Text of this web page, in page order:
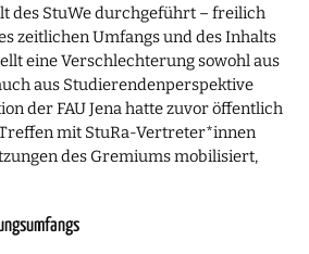
des StuWe durchgeführt – freilich
zeitlichen Umfangs und des Inhalts
eine Verschlechterung sowohl aus
aus Studierendenperspektive
der FAU Jena hatte zuvor öffentlich
mit StuRa-Vertreter*innen
des Gremiums mobilisiert,